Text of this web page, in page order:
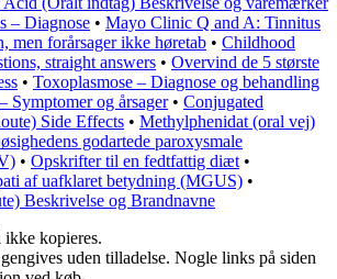
– Diagnose • Mayo Clinic Q and A: Tinnitus
men forårsager ikke høretab • Childhood
straight answers • Overvind de 5 største
• Toxoplasmose – Diagnose og behandling
Symptomer og årsager• Conjugated
Side Effects • Methylphenidat (oral vej)
godartede paroxysmale
• Opskrifter til en fedtfattig diæt •
af uafklaret betydning (MGUS) •
Beskrivelse og Brandnavne
kopieres.
uden tilladelse. Nogle links på siden